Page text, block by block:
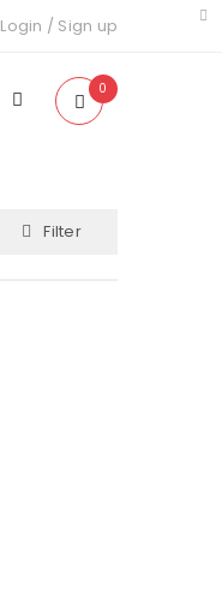
Login / Sign up
0
Filter